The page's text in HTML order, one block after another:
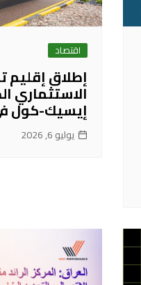
اقتصاد
إطلاق إقليم
الاستثماري
إيسيك-كول
يوليو 6, 2026